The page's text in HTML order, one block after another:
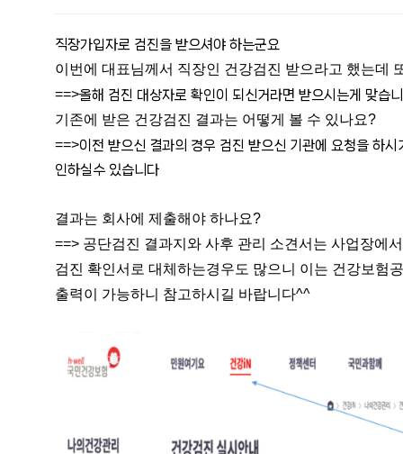
직장가입자로 검진을 받으셔야 하는군요
이번에 대표님께서 직장인 건강검진 받으라고 했는데
==>올해 검진 대상자로 확인이 되신거라면 받으시는게 맞습
기존에 받은 건강검진 결과는 어떻게 볼 수 있나요?
==>이전 받으신 결과의 경우 검진 받으신 기관에 요청을 하
인하실수 있습니다
결과는 회사에 제출해야 하나요?
==> 공단검진 결과지와 사후 관리 소견서는 사업장에
검진 확인서로 대체하는경우도 많으니 이는 건강보험
출력이 가능하니 참고하시길 바랍니다^^